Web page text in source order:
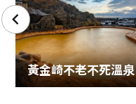
黃金崎不老不死溫泉